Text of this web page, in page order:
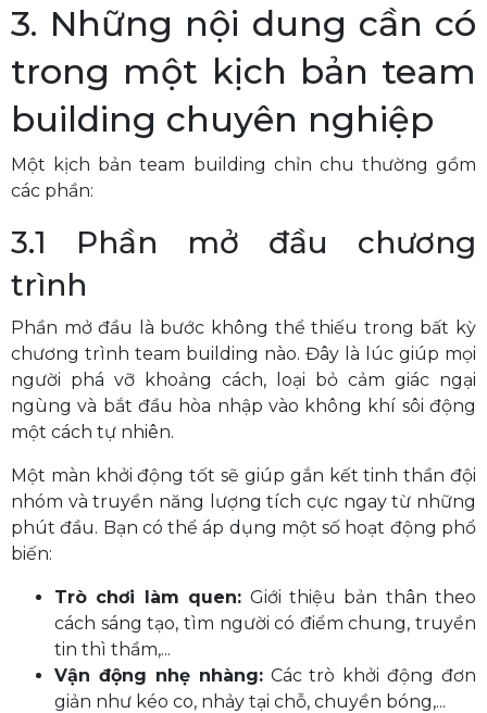
3. Những nội dung cần có
trong một kịch bản team
building chuyên nghiệp
Một kịch bản team building chỉn chu thường gồm
các phần:
3.1 Phần mở đầu chương
trình
Phần mở đầu là bước không thể thiếu trong bất kỳ
chương trình team building nào. Đây là lúc giúp mọi
người phá vỡ khoảng cách, loại bỏ cảm giác ngại
ngùng và bắt đầu hòa nhập vào không khí sôi động
một cách tự nhiên.
Một màn khởi động tốt sẽ giúp gắn kết tinh thần đội
nhóm và truyền năng lượng tích cực ngay từ những
phút đầu. Bạn có thể áp dụng một số hoạt động phổ
biến:
Trò chơi làm quen: Giới thiệu bản thân theo
cách sáng tạo, tìm người có điểm chung, truyền
tin thì thầm,...
Vận động nhẹ nhàng:Các trò khởi động đơn
giản như kéo co, nhảy tại chỗ, chuyền bóng,...